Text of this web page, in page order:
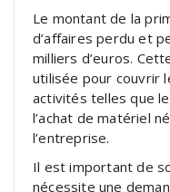
Le montant de la
d’affaires perdu et
milliers d’euros.
utilisée pour couvrir
activités telles que
l’achat de matériel
l’entreprise.
Il est important de
nécessite une